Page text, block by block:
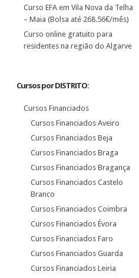
Curso EFA em Vila Nova da Telha
– Maia (Bolsa até 268.56€/mês)
Curso online gratuito para
residentes na região do Algarve
Cursos por DISTRITO:
Cursos Financiados
Cursos Financiados Aveiro
Cursos Financiados Beja
Cursos Financiados Braga
Cursos Financiados Bragança
Cursos Financiados Castelo
Branco
Cursos Financiados Coimbra
Cursos Financiados Évora
Cursos Financiados Faro
Cursos Financiados Guarda
Cursos Financiados Leiria